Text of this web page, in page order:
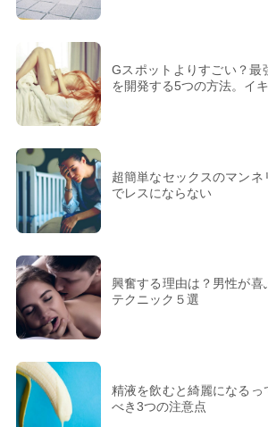
Gスポットよりすごい？最
を開発する5つの方法。イ
超簡単なセックスのマン
でレスにならない
興奮する理由は？男性が喜
テクニック５選
精液を飲むと綺麗になるっ
べき3つの注意点